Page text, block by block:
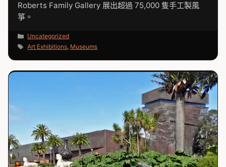
Roberts Family Gallery 展出超過 75,000 隻手工製風
箏。
分
類
Uncategorized
標
Art Exhibitions, Museums